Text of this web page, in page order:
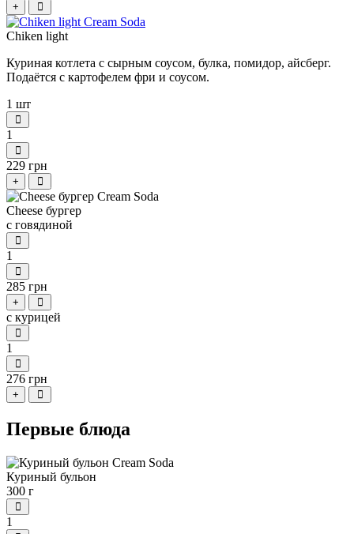
+
Chiken light
Куриная котлета с сырным соусом, булка, помидор, айсберг.
Подаётся с картофелем фри и соусом.
1 шт
1
229 грн
+
Cheese бургер
с говядиной
1
285 грн
+
с курицей
1
276 грн
+
Первые блюда
Куриный бульон
300 г
1